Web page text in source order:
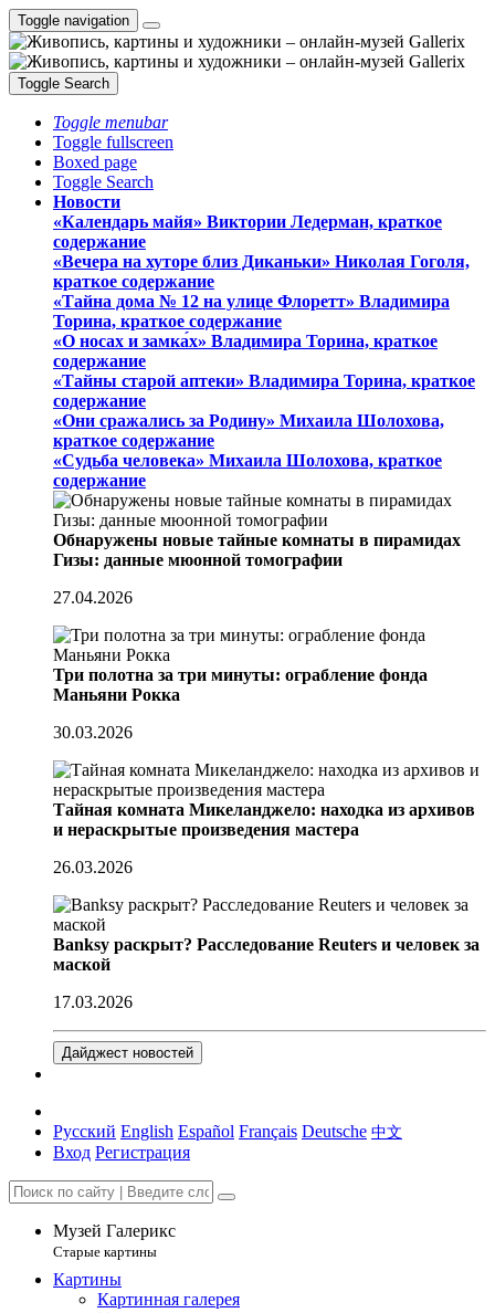
Toggle navigation
Toggle Search
Toggle menubar
Toggle fullscreen
Boxed page
Toggle Search
Новости
«Календарь майя» Виктории Ледерман, краткое
содержание
«Вечера на хуторе близ Диканьки» Николая Гоголя,
краткое содержание
«Тайна дома № 12 на улице Флоретт» Владимира
Торина, краткое содержание
«О носах и замка́х» Владимира Торина, краткое
содержание
«Тайны старой аптеки» Владимира Торина, краткое
содержание
«Они сражались за Родину» Михаила Шолохова,
краткое содержание
«Судьба человека» Михаила Шолохова, краткое
содержание
Обнаружены новые тайные комнаты в пирамидах
Гизы: данные мюонной томографии
27.04.2026
Три полотна за три минуты: ограбление фонда
Маньяни Рокка
30.03.2026
Тайная комната Микеланджело: находка из архивов
и нераскрытые произведения мастера
26.03.2026
Banksy раскрыт? Расследование Reuters и человек за
маской
17.03.2026
Дайджест новостей
Русский English Español Français Deutsche 中文
Вход Регистрация
Музей Галерикс
Старые картины
Картины
Картинная галерея